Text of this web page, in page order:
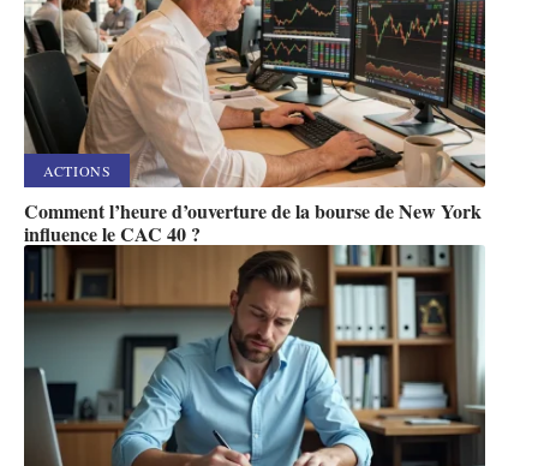
ACTIONS
Comment l’heure d’ouverture de la bourse de New York
influence le CAC 40 ?